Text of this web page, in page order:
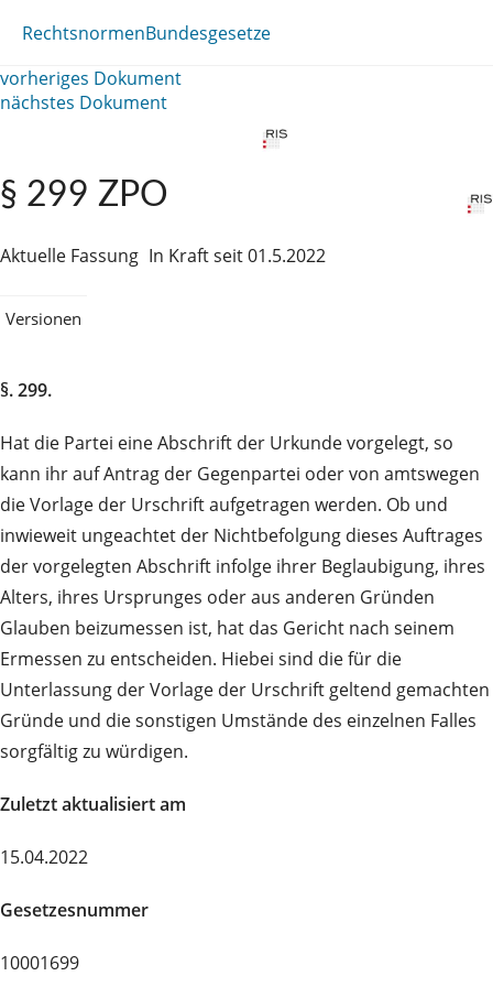
RechtsnormenBundesgesetze
vorheriges Dokument
nächstes Dokument
§ 299 ZPO
Aktuelle Fassung In Kraft seit 01.5.2022
Versionen
§. 299.
Hat die Partei eine Abschrift der Urkunde vorgelegt, so
kann ihr auf Antrag der Gegenpartei oder von amtswegen
die Vorlage der Urschrift aufgetragen werden. Ob und
inwieweit ungeachtet der Nichtbefolgung dieses Auftrages
der vorgelegten Abschrift infolge ihrer Beglaubigung, ihres
Alters, ihres Ursprunges oder aus anderen Gründen
Glauben beizumessen ist, hat das Gericht nach seinem
Ermessen zu entscheiden. Hiebei sind die für die
Unterlassung der Vorlage der Urschrift geltend gemachten
Gründe und die sonstigen Umstände des einzelnen Falles
sorgfältig zu würdigen.
Zuletzt aktualisiert am
15.04.2022
Gesetzesnummer
10001699